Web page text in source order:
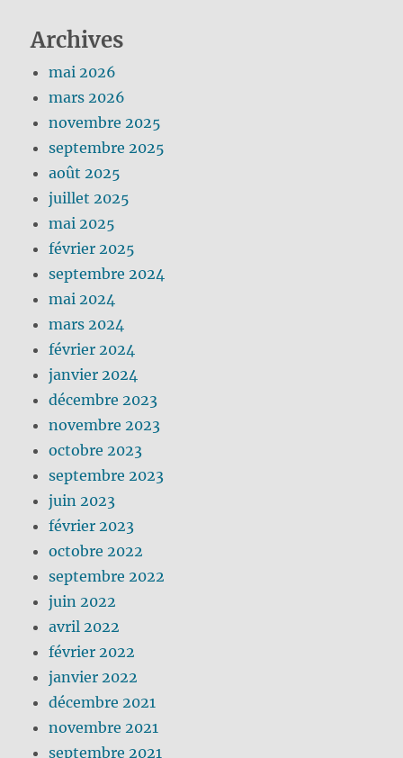
Archives
mai 2026
mars 2026
novembre 2025
septembre 2025
août 2025
juillet 2025
mai 2025
février 2025
septembre 2024
mai 2024
mars 2024
février 2024
janvier 2024
décembre 2023
novembre 2023
octobre 2023
septembre 2023
juin 2023
février 2023
octobre 2022
septembre 2022
juin 2022
avril 2022
février 2022
janvier 2022
décembre 2021
novembre 2021
septembre 2021